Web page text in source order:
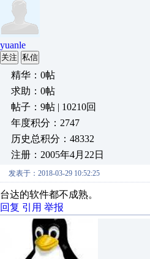
yuanle
关注 私信
精华：0帖
求助：0帖
帖子：9帖 | 10210回
年度积分：2747
历史总积分：48332
注册：2005年4月22日
发表于：2018-03-29 10:52:25
台达的软件都不成熟。
回复 引用 举报